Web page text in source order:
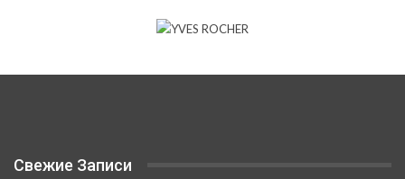
Свежие Записи